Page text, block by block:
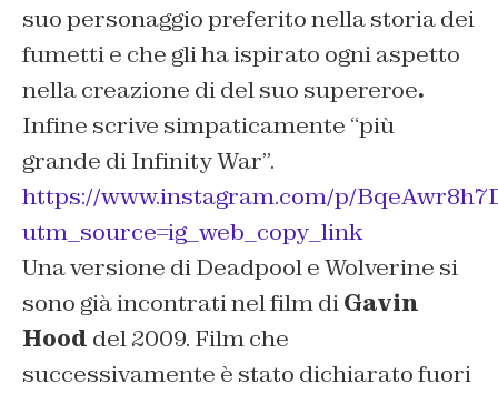
suo personaggio preferito nella storia dei
fumetti e che gli ha ispirato ogni aspetto
nella creazione di del suo supereroe.
Infine scrive simpaticamente “più
grande di Infinity War”.
https://www.instagram.com/p/
utm_source=ig_web_copy_link
Una versione di Deadpool e Wolverine si
sono già incontrati nel film diGavin
Hood del 2009. Film che
successivamente è stato dichiarato fuori